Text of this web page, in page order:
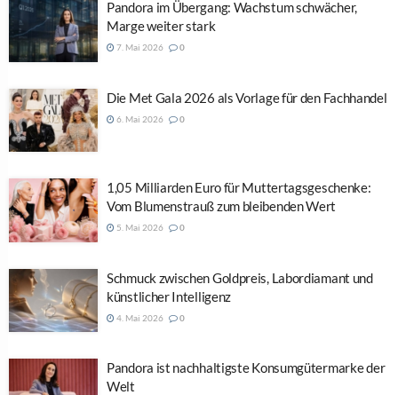
Pandora im Übergang: Wachstum schwächer,
Marge weiter stark
7. Mai 2026 0
Die Met Gala 2026 als Vorlage für den Fachhandel
6. Mai 2026 0
1,05 Milliarden Euro für Muttertagsgeschenke:
Vom Blumenstrauß zum bleibenden Wert
5. Mai 2026 0
Schmuck zwischen Goldpreis, Labordiamant und
künstlicher Intelligenz
4. Mai 2026 0
Pandora ist nachhaltigste Konsumgütermarke der
Welt